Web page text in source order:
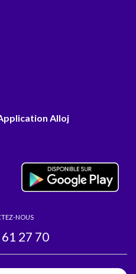
Alloj
NOUS
27 70